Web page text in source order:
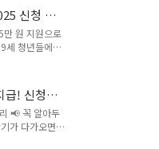
시회: 위버멘
소식입니다.
의 메시지를 디
시회를 넘어,
소문이 자자한
게 중..
신청 누
만 원 지원으로
세 청년들에게
해 자세히 알
꼭 신청하
놓치면 정말
스가 뭔지, 누
그리고 꼭 알아
이트인 [청년
급! 신청
📢 꼭 알아두
가 다가오면서
부터 온라인